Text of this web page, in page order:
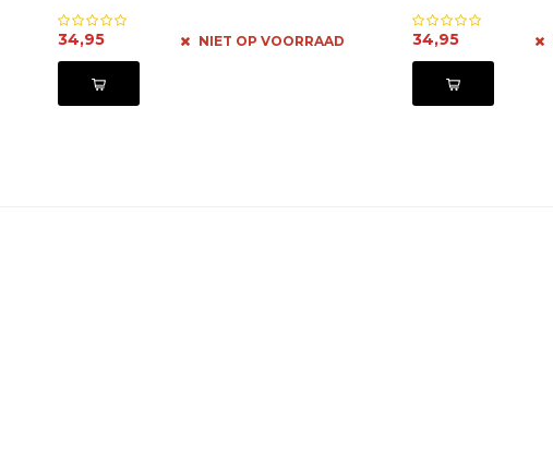
34,95 NIET OP VOORRAAD 34,95